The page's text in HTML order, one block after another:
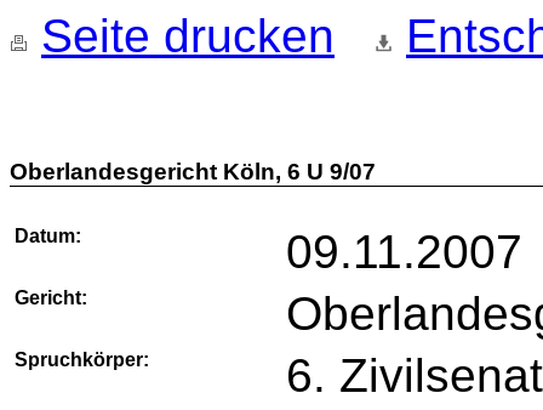
Seite drucken
Oberlandesgericht Köln, 6 U 9/07
Datum: 09.11.2007
Gericht:
Spruchkörper: 6. Zivilsenat